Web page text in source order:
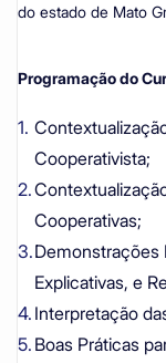
do estado de Mato
Programação do
Cooperativista;
Cooperativas;
Demonstrações
Explicativas, e
Interpretação
Boas Práticas